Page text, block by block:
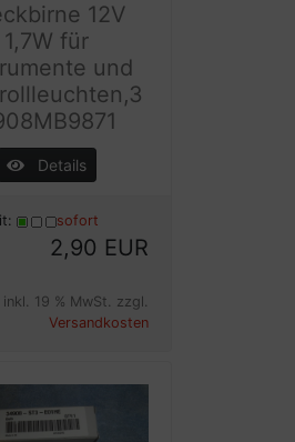
12V
1,7W für
und
Details
sofort
2,90 EUR
inkl. 19 % MwSt. zzgl.
Versandkosten